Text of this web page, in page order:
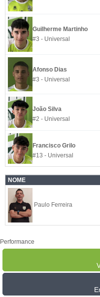
Guilherme Martinho
#3 - Universal
Afonso Dias
#3 - Universal
João Silva
#2 - Universal
Francisco Grilo
#13 - Universal
NOME
Paulo Ferreira
Performance